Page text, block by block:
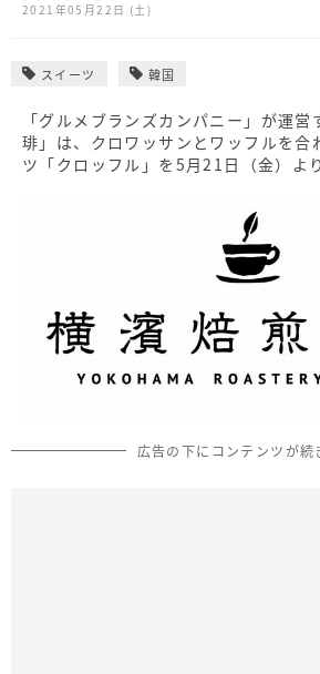
2021年05月22日 (土)
スイーツ 韓国
「グルメブランズカンパニー」が運
琲」は、クロワッサンとワッフルを合
ツ「クロッフル」を5月21日（金）よ
広告の下にコンテンツが続